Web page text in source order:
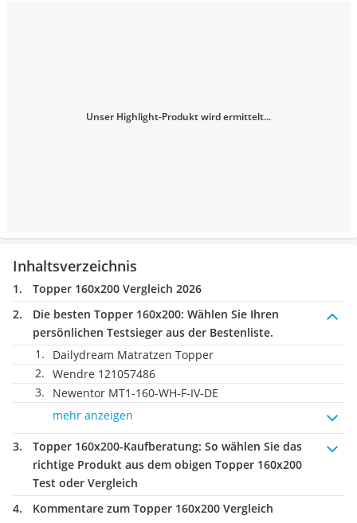
Unser Highlight-Produkt wird ermittelt...
Inhaltsverzeichnis
Topper 160x200 Vergleich 2026
Die besten Topper 160x200: Wählen Sie Ihren
persönlichen Testsieger aus der Bestenliste.
Dailydream Matratzen Topper
Wendre 121057486
Newentor ‎MT1-160-WH-F-IV-DE
mehr anzeigen
Topper 160x200-Kaufberatung: So wählen Sie das
richtige Produkt aus dem obigen Topper 160x200
Test oder Vergleich
Kommentare zum Topper 160x200 Vergleich